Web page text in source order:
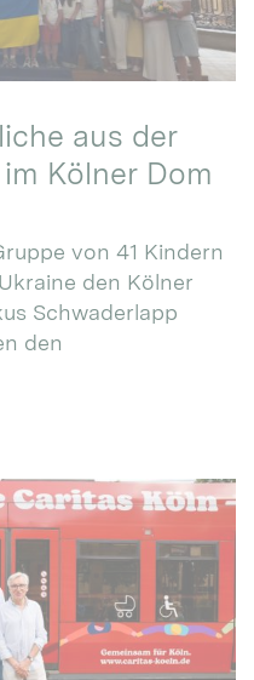
aus der
Kölner Dom
von 41 Kindern
den Kölner
Schwaderlapp
den